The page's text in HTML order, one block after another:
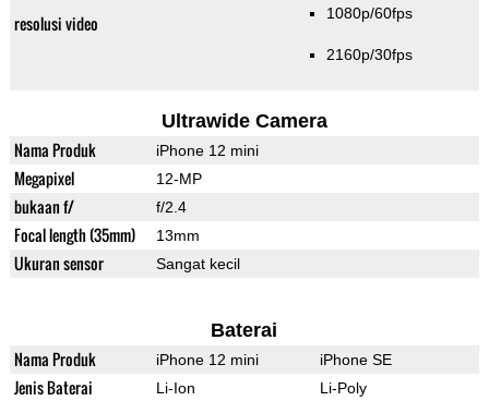
resolusi video 1080p/60fps
2160p/30fps
Ultrawide Camera
Nama Produk iPhone 12 mini
Megapixel 12-MP
bukaan f/ f/2.4
Focal length (35mm) 13mm
Ukuran sensor Sangat kecil
Baterai
Nama Produk iPhone 12 mini iPhone SE
Jenis Baterai Li-Ion Li-Poly